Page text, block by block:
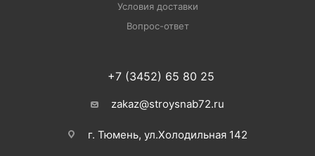
Условия доставки
Вопрос-ответ
+7 (3452) 65 80 25
zakaz@stroysnab72.ru
г. Тюмень, ул.Холодильная 142